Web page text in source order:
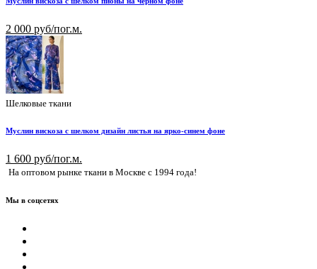
2 000 руб/пог.м.
Шелковые ткани
Муслин вискоза с шелком дизайн листья на ярко-синем фоне
1 600 руб/пог.м.
На оптовом рынке ткани в Москве с 1994 года!
Мы в соцсетях